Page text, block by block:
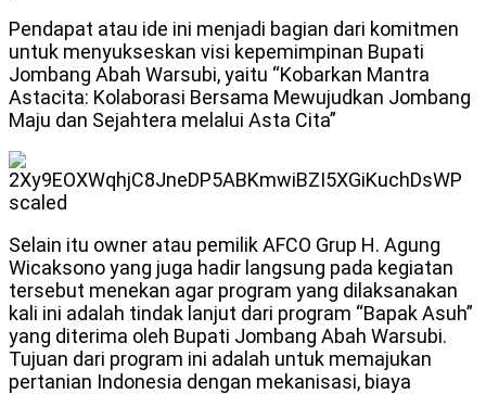
Pendapat atau ide ini menjadi bagian dari komitmen
untuk menyukseskan visi kepemimpinan Bupati
Jombang Abah Warsubi, yaitu “Kobarkan Mantra
Astacita: Kolaborasi Bersama Mewujudkan Jombang
Maju dan Sejahtera melalui Asta Cita”
Selain itu owner atau pemilik AFCO Grup H. Agung
Wicaksono yang juga hadir langsung pada kegiatan
tersebut menekan agar program yang dilaksanakan
kali ini adalah tindak lanjut dari program “Bapak Asuh”
yang diterima oleh Bupati Jombang Abah Warsubi.
Tujuan dari program ini adalah untuk memajukan
pertanian Indonesia dengan mekanisasi, biaya